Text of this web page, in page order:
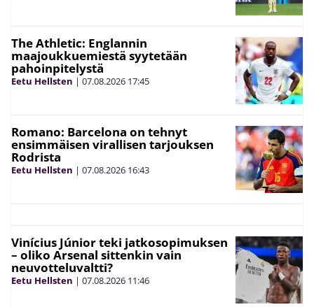
The Athletic: Englannin
maajoukkuemiestä syytetään
pahoinpitelystä
Eetu Hellsten | 07.08.2026 17:45
Romano: Barcelona on tehnyt
ensimmäisen virallisen tarjouksen
Rodrista
Eetu Hellsten | 07.08.2026 16:43
Vinícius Júnior teki jatkosopimuksen
– oliko Arsenal sittenkin vain
neuvotteluvaltti?
Eetu Hellsten | 07.08.2026 11:46